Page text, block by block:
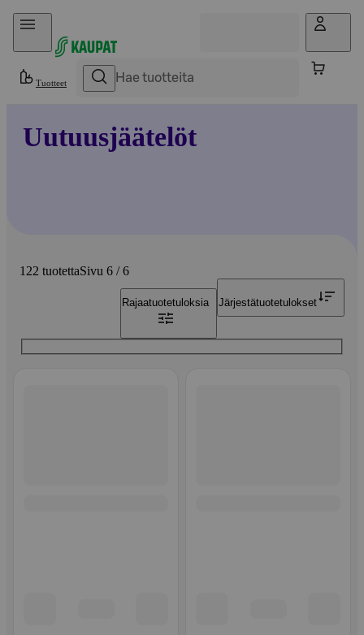
Hyppää sisältöön
Tuotteet
Uutuusjäätelöt
122 tuotettaSivu 6 / 6
Rajaatuotetuloksia Järjestätuotetulokset